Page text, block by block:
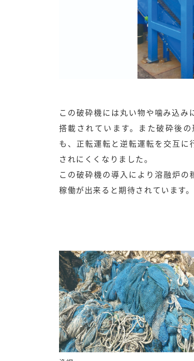
この破砕機には丸い物や噛み込
搭載されています。また破砕後
も、正転運転と逆転運転を交互
されにくくなりました。
この破砕機の導入により溶融炉
稼働が出来ると期待されています。